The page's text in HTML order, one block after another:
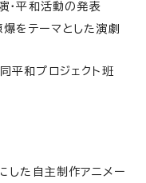
・平和活動の発表
爆をテーマとした演劇
平和プロジェクト班
した自主制作アニメー